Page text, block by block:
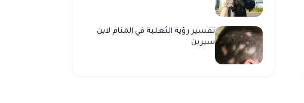
تفسير رؤية الثعلبة في المنام لابن
سيرين